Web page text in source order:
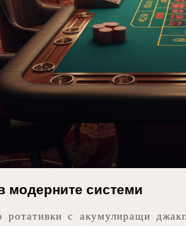
модерните системи
ротативки с акумулиращи